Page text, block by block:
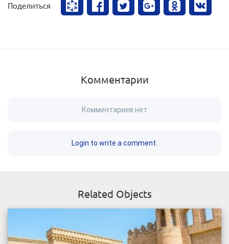
Поделиться
Комментарии
Комментариев нет
Login to write a comment.
Related Objects